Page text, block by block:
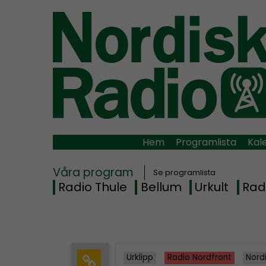
Hem Programlista
Våra program Se programlista
Radio Thule Bellum Urkult
Urklipp Radio Nordfront